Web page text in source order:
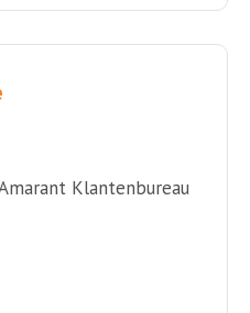
Klantenbureau